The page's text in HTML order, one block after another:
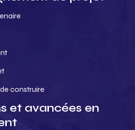
construire
et avancées en